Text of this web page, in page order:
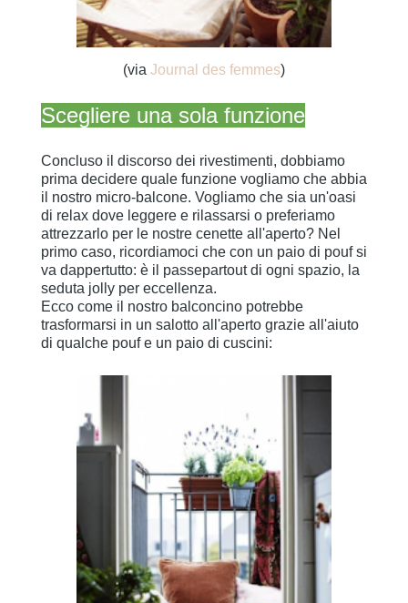
(via Journal des femmes)
Scegliere una sola funzione
Concluso il discorso dei rivestimenti, dobbiamo
prima decidere quale funzione vogliamo che abbia
il nostro micro-balcone. Vogliamo che sia un'oasi
di relax dove leggere e rilassarsi o preferiamo
attrezzarlo per le nostre cenette all'aperto? Nel
primo caso, ricordiamoci che con un paio di pouf si
va dappertutto: è il passepartout di ogni spazio, la
seduta jolly per eccellenza.
Ecco come il nostro balconcino potrebbe
trasformarsi in un salotto all'aperto grazie all'aiuto
di qualche pouf e un paio di cuscini: